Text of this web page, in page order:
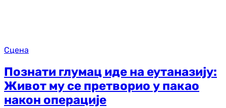
Сцена
Познати глумац иде на еутаназију:
Живот му се претворио у пакао
након операције